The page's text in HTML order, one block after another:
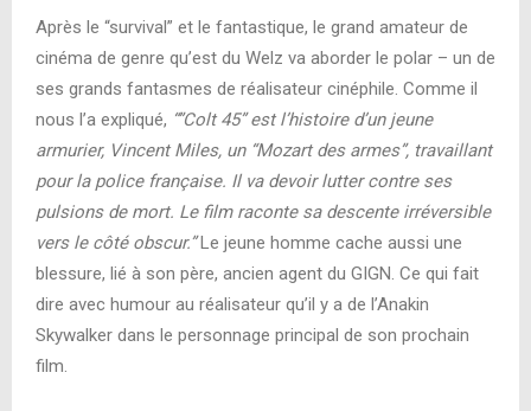
Après le “survival” et le fantastique, le grand amateur de
cinéma de genre qu’est du Welz va aborder le polar – un de
ses grands fantasmes de réalisateur cinéphile. Comme il
nous l’a expliqué, “”Colt 45” est l’histoire d’un jeune
armurier, Vincent Miles, un “Mozart des armes”, travaillant
pour la police française. Il va devoir lutter contre ses
pulsions de mort. Le film raconte sa descente irréversible
vers le côté obscur.”Le jeune homme cache aussi une
blessure, lié à son père, ancien agent du GIGN. Ce qui fait
dire avec humour au réalisateur qu’il y a de l’Anakin
Skywalker dans le personnage principal de son prochain
film.